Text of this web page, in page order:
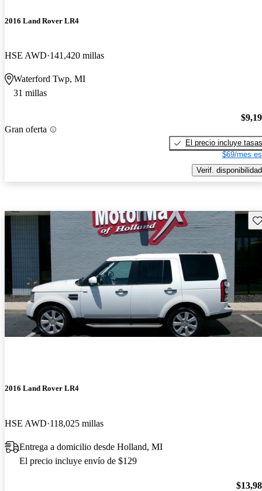
2016 Land Rover LR4
HSE AWD 141,420 millas
Waterford Twp, MI
31 millas
Gran oferta
El precio incluye tasas
$69/mes
Verif. disponibilidad
2016 Land Rover LR4
HSE AWD 118,025 millas
Entrega a domicilio desde Holland, MI
El precio incluye envío de $129